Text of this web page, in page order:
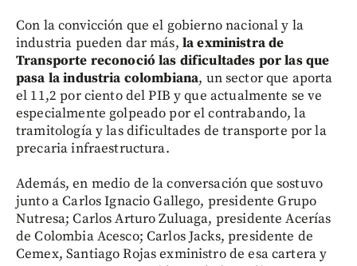
Con la convicción que el gobierno nacional y la
industria pueden dar más, la exministra de
Transporte reconoció las dificultades por las que
pasa la industria colombiana, un sector que aporta
el 11,2 por ciento del PIB y que actualmente se ve
especialmente golpeado por el contrabando, la
tramitología y las dificultades de transporte por la
precaria infraestructura.
Además, en medio de la conversación que sostuvo
junto a Carlos Ignacio Gallego, presidente Grupo
Nutresa; Carlos Arturo Zuluaga, presidente Acerías
de Colombia Acesco; Carlos Jacks, presidente de
Cemex, Santiago Rojas exministro de esa cartera y